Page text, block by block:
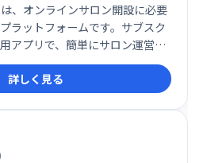
、オンラインサロン開設に必要
ラットフォームです。サブスク
アプリで、簡単にサロン運営を
理やコミュニケーション機能も
ズな運営をサポートします。手
を始めたい方におすすめです。
詳しく見る